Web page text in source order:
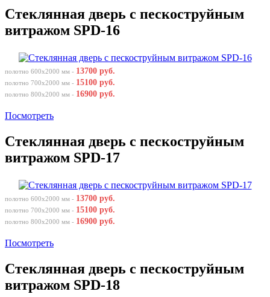
Стеклянная дверь с пескоструйным
витражом SPD-16
полотно 600х2000 мм - 13700 руб.
полотно 700х2000 мм - 15100 руб.
полотно 800х2000 мм - 16900 руб.
Посмотреть
Стеклянная дверь с пескоструйным
витражом SPD-17
полотно 600х2000 мм - 13700 руб.
полотно 700х2000 мм - 15100 руб.
полотно 800х2000 мм - 16900 руб.
Посмотреть
Стеклянная дверь с пескоструйным
витражом SPD-18